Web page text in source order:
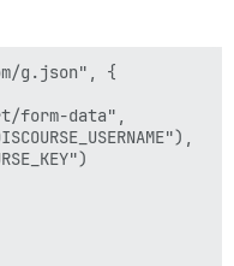
g.json", {
form-data",